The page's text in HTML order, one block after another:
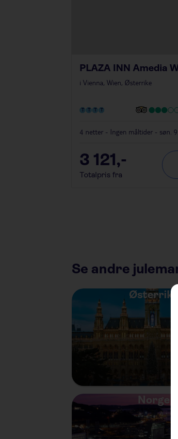
PLAZA INN Amedia
i Vienna, Wien, Østerrike
4 netter - Ingen måltider - søn.
3 121,-
Totalpris fra
Se andre
Norge